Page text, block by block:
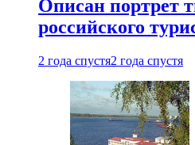
Описан портрет
российского
2 года спустя2 года спустя